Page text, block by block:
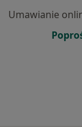
Umawianie